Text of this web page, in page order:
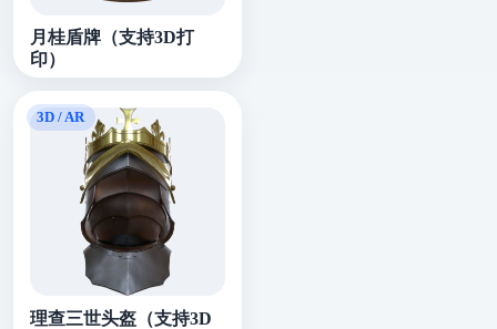
月桂盾牌（支持3D打
印）
理查三世头盔（支持3D